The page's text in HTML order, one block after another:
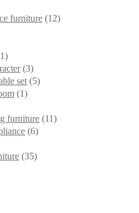
furniture (12)
(3)
set (5)
(1)
furniture (11)
(6)
(35)